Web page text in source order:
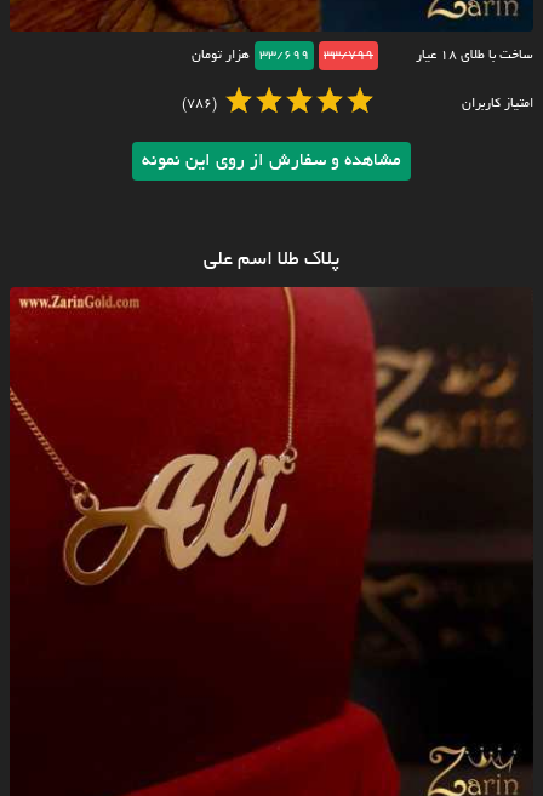
ساخت با طلای ۱۸ عیار 33/799
33/699 هزار تومان
امتیاز کاربران (786)
مشاهده و سفارش از روی این نمونه
پلاک طلا اسم علی